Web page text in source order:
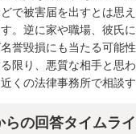
で被害届を出すとは思
。逆に家や職場、彼氏
誉毀損にも当たる可能性
限り、悪質な相手と思
くの法律事務所で相談
らの回答タイムラ